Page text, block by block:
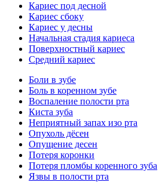
Кариес под десной
Кариес сбоку
Кариес у десны
Начальная стадия кариеса
Поверхностный кариес
Средний кариес
Боли в зубе
Боль в коренном зубе
Воспаление полости рта
Киста зуба
Неприятный запах изо рта
Опухоль дёсен
Опущение десен
Потеря коронки
Потеря пломбы коренного зуба
Язвы в полости рта